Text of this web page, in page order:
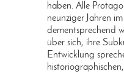
haben. Alle
neunziger Jahren
dementsprechend
über sich, ihre
Entwicklung